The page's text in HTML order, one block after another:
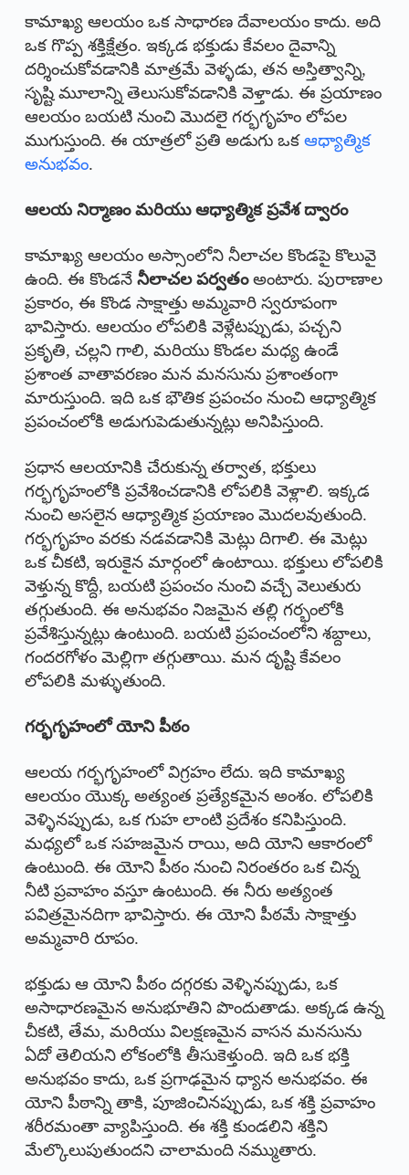
కామాఖ్య ఆలయం ఒక సాధారణ దేవాలయం కాదు. అది
ఒక గొప్ప శక్తిక్షేత్రం. ఇక్కడ భక్తుడు కేవలం దైవాన్ని
దర్శించుకోవడానికి మాత్రమే వెళ్ళడు, తన అస్తిత్వాన్ని,
సృష్టి మూలాన్ని తెలుసుకోవడానికి వెళ్తాడు. ఈ ప్రయాణం
ఆలయం బయటి నుంచి మొదలై గర్భగృహం లోపల
ముగుస్తుంది. ఈ యాత్రలో ప్రతి అడుగు ఒకఆధ్యాత్మిక
అనుభవం.
ఆలయ నిర్మాణం మరియు ఆధ్యాత్మిక ప్రవేశ ద్వారం
కామాఖ్య ఆలయం అస్సాంలోని నీలాచల కొండపై కొలువై
ఉంది. ఈ కొండనే నీలాచల పర్వతంఅంటారు. పురాణాల
ప్రకారం, ఈ కొండ సాక్షాత్తు అమ్మవారి స్వరూపంగా
భావిస్తారు. ఆలయం లోపలికి వెళ్లేటప్పుడు, పచ్చని
ప్రకృతి, చల్లని గాలి, మరియు కొండల మధ్య ఉండే
ప్రశాంత వాతావరణం మన మనసును ప్రశాంతంగా
మారుస్తుంది. ఇది ఒక భౌతిక ప్రపంచం నుంచి ఆధ్యాత్మిక
ప్రపంచంలోకి అడుగుపెడుతున్నట్లు అనిపిస్తుంది.
ప్రధాన ఆలయానికి చేరుకున్న తర్వాత, భక్తులు
గర్భగృహంలోకి ప్రవేశించడానికి లోపలికి వెళ్లాలి. ఇక్కడ
నుంచి అసలైన ఆధ్యాత్మిక ప్రయాణం మొదలవుతుంది.
గర్భగృహం వరకు నడవడానికి మెట్లు దిగాలి. ఈ మెట్లు
ఒక చీకటి, ఇరుకైన మార్గంలో ఉంటాయి. భక్తులు లోపలికి
వెళ్తున్న కొద్దీ, బయటి ప్రపంచం నుంచి వచ్చే వెలుతురు
తగ్గుతుంది. ఈ అనుభవం నిజమైన తల్లి గర్భంలోకి
ప్రవేశిస్తున్నట్లు ఉంటుంది. బయటి ప్రపంచంలోని శబ్దాలు,
గందరగోళం మెల్లిగా తగ్గుతాయి. మన దృష్టి కేవలం
లోపలికి మళ్ళుతుంది.
గర్భగృహంలో యోని పీఠం
ఆలయ గర్భగృహంలో విగ్రహం లేదు. ఇది కామాఖ్య
ఆలయం యొక్క అత్యంత ప్రత్యేకమైన అంశం. లోపలికి
వెళ్ళినప్పుడు, ఒక గుహ లాంటి ప్రదేశం కనిపిస్తుంది.
మధ్యలో ఒక సహజమైన రాయి, అది యోని ఆకారంలో
ఉంటుంది. ఈ యోని పీఠం నుంచి నిరంతరం ఒక చిన్న
నీటి ప్రవాహం వస్తూ ఉంటుంది. ఈ నీరు అత్యంత
పవిత్రమైనదిగా భావిస్తారు. ఈ యోని పీఠమే సాక్షాత్తు
అమ్మవారి రూపం.
భక్తుడు ఆ యోని పీఠం దగ్గరకు వెళ్ళినప్పుడు, ఒక
అసాధారణమైన అనుభూతిని పొందుతాడు. అక్కడ ఉన్న
చీకటి, తేమ, మరియు విలక్షణమైన వాసన మనసును
ఏదో తెలియని లోకంలోకి తీసుకెళ్తుంది. ఇది ఒక భక్తి
అనుభవం కాదు, ఒక ప్రగాఢమైన ధ్యాన అనుభవం. ఈ
యోని పీఠాన్ని తాకి, పూజించినప్పుడు, ఒక శక్తి ప్రవాహం
శరీరమంతా వ్యాపిస్తుంది. ఈ శక్తి కుండలిని శక్తిని
మేల్కొలుపుతుందని చాలామంది నమ్ముతారు.